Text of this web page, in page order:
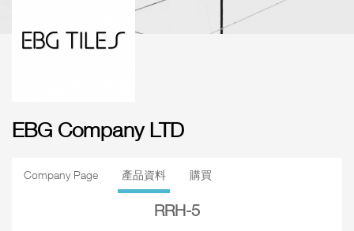
EBG Company LTD
Company Page 產品資料 購買
RRH-5